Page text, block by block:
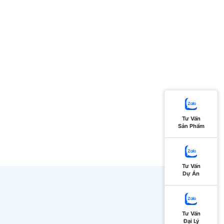
Tư Vấn
Sản Phẩm
Tư Vấn
Dự Án
Tư Vấn
Đại Lý